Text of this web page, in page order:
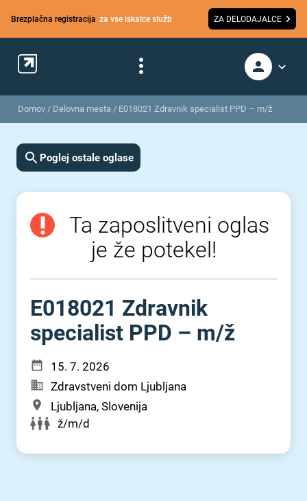
Brezplačna registracija za vse iskalce služb ZA DELODAJALCE
Domov / Delovna mesta / E018021 Zdravnik specialist PPD – m/ž
Poglej ostale oglase
Ta zaposlitveni oglas
je že potekel!
E018021 Zdravnik
specialist PPD – m⁠/⁠ž
15. 7. 2026
Zdravstveni dom Ljubljana
Ljubljana, Slovenija
ž/m/d